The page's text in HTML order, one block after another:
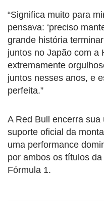
“Significa muito para
pensava: ‘preciso
grande história
juntos no Japão com a
extremamente
juntos nesses anos, e
perfeita.”
A Red Bull encerra
suporte oficial da
uma performance
por ambos os títulos
Fórmula 1.